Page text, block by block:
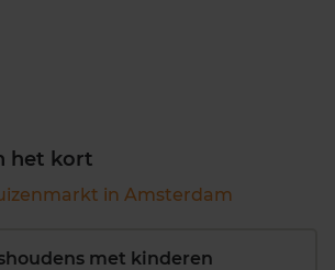
het kort
in Amsterdam
met kinderen